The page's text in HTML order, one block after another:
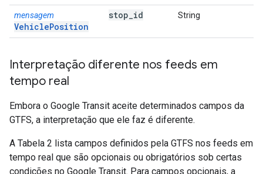
mensagem
VehiclePosition
stop id String
Interpretação diferente nos feeds em
tempo real
Embora o Google Transit aceite determinados campos da
GTFS, a interpretação que ele faz é diferente.
A Tabela 2 lista campos definidos pela GTFS nos feeds em
tempo real que são opcionais ou obrigatórios sob certas
condições no Google Transit. Para campos opcionais, a